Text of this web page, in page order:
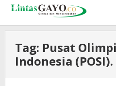
Lewati
konten
Tag: Pusat
Indonesia (POSI).